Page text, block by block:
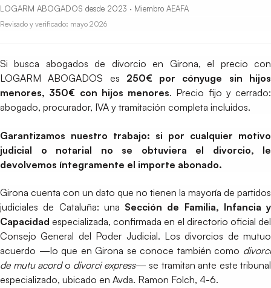
LOGARM ABOGADOS desde 2023 · Miembro AEAFA
Revisado y verificado: mayo 2026
Si busca abogados de divorcio en Girona, el precio con
LOGARM ABOGADOS es 250€ por cónyuge sin hijos
menores, 350€ con hijos menores. Precio fijo y cerrado:
abogado, procurador, IVA y tramitación completa incluidos.
Garantizamos nuestro trabajo: si por cualquier motivo
judicial o notarial no se obtuviera el divorcio, le
devolvemos íntegramente el importe abonado.
Girona cuenta con un dato que no tienen la mayoría de partidos
judiciales de Cataluña: una Sección de Familia, Infancia y
Capacidad especializada, confirmada en el directorio oficial del
Consejo General del Poder Judicial. Los divorcios de mutuo
acuerdo —lo que en Girona se conoce también como divorci
de mutu acordo divorci express— se tramitan ante este tribunal
especializado, ubicado en Avda. Ramon Folch, 4-6.